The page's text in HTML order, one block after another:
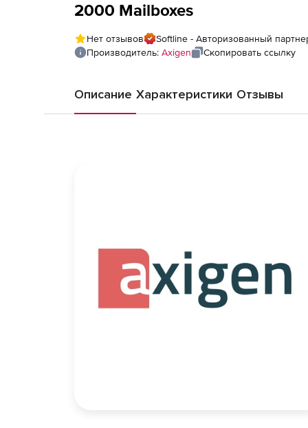
2000 Mailboxes
Нет отзывов
Softline - Авторизованный
Производитель: Axigen Скопировать ссылку
Описание Характеристики Отзывы